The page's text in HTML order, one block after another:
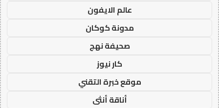
عالم الايفون
مدونة كوكان
صحيفة نهج
كار نيوز
موقع خبرة التقني
أناقة أنثى